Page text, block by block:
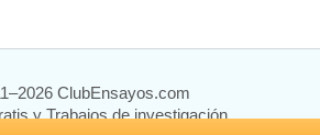
ClubEnsayos.com
y Trabajos de investigación